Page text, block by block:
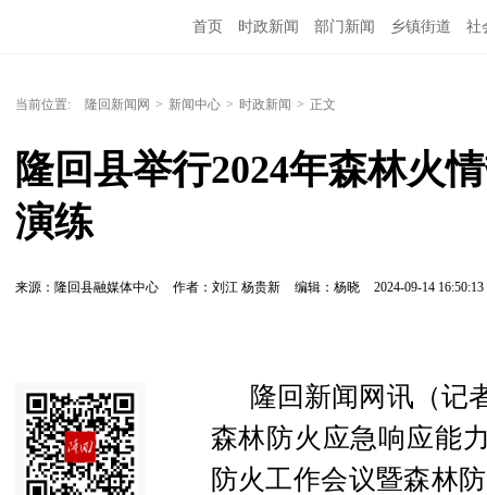
首页 时政新闻 部门新闻 乡镇街道 社
当前位置: 隆回新闻网 > 新闻中心 > 时政新闻 > 正文
隆回县举行2024年森林火
演练
来源：隆回县融媒体中心 作者：刘江 杨贵新 编辑：杨晓 2024-09-14 16:50:13
隆回新闻网讯（记
森林防火应急响应能
防火工作会议暨森林